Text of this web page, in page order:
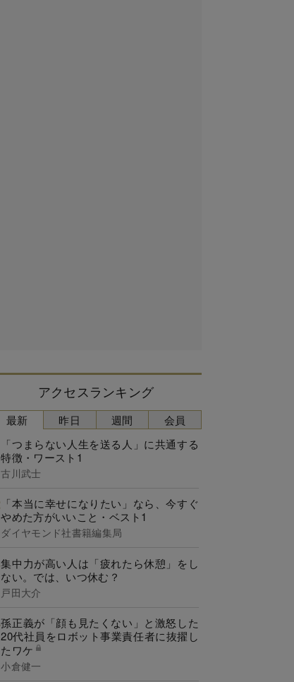
アクセスランキング
最新
「つまらない人生を送る人」に共通する
特徴・ワースト1
古川武士
「本当に幸せになりたい」なら、今すぐ
やめた方がいいこと・ベスト1
ダイヤモンド社書籍編集局
集中力が高い人は「疲れたら休憩」をし
ない。では、いつ休む？
戸田大介
孫正義が「顔も見たくない」と激怒した
20代社員をロボット事業責任者に抜擢し
たワケ
小倉健一
昨日 週間 会員